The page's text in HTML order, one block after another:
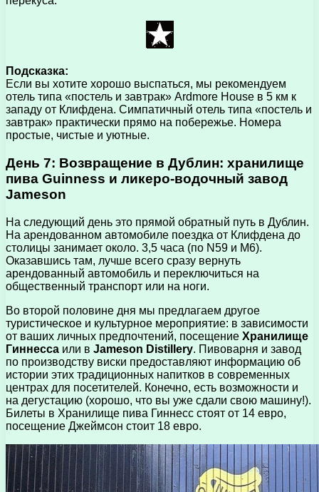
Подсказка:
Если вы хотите хорошо выспаться, мы рекомендуем
отель типа «постель и завтрак» Ardmore House в 5 км к
западу от Клифдена. Симпатичный отель типа «постель и
завтрак» практически прямо на побережье. Номера
простые, чистые и уютные.
День 7: Возвращение в Дублин: хранилище
пива Guinness и ликеро-водочный завод
Jameson
На следующий день это прямой обратный путь в Дублин.
На арендованном автомобиле поездка от Клифдена до
столицы занимает около. 3,5 часа (по N59 и M6).
Оказавшись там, лучше всего сразу вернуть
арендованный автомобиль и переключиться на
общественный транспорт или на ноги.
Во второй половине дня мы предлагаем другое
туристическое и культурное мероприятие: в зависимости
от ваших личных предпочтений, посещение Хранилище
Гиннесса или в Jameson Distillery. Пивоварня и завод
по производству виски предоставляют информацию об
истории этих традиционных напитков в современных
центрах для посетителей. Конечно, есть возможности и
на дегустацию (хорошо, что вы уже сдали свою машину!).
Билеты в Хранилище пива Гиннесс стоят от 14 евро,
посещение Джеймсон стоит 18 евро.